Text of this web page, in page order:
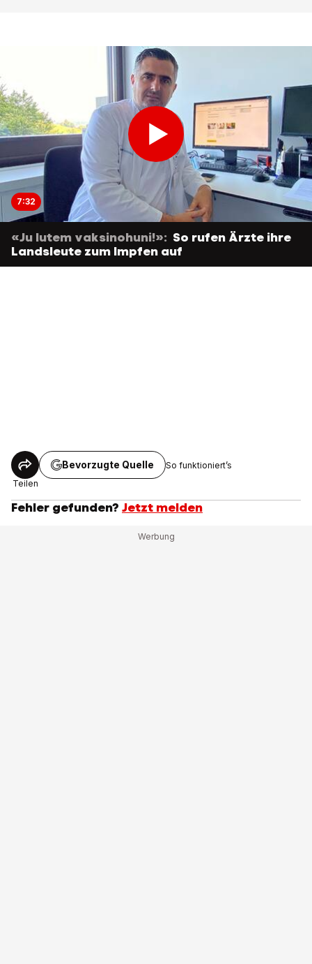
7:32
«Ju lutem vaksinohuni!»: So rufen Ärzte ihre
Landsleute zum Impfen auf
Teilen
Bevorzugte Quelle So funktioniert’s
Fehler gefunden? Jetzt melden